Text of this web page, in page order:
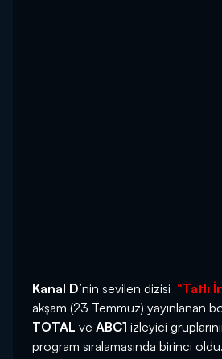
Kanal D’nin sevilen dizisi “Tatlı
akşam (23 Temmuz) yayınlanan
TOTAL ve ABC1 izleyici
program sıralamasında birinci oldu.